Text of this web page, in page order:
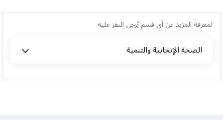
لمعرفة المزيد عن أي قسم يُرجى النقر عليه
الصحة الإنجابية والتنمية